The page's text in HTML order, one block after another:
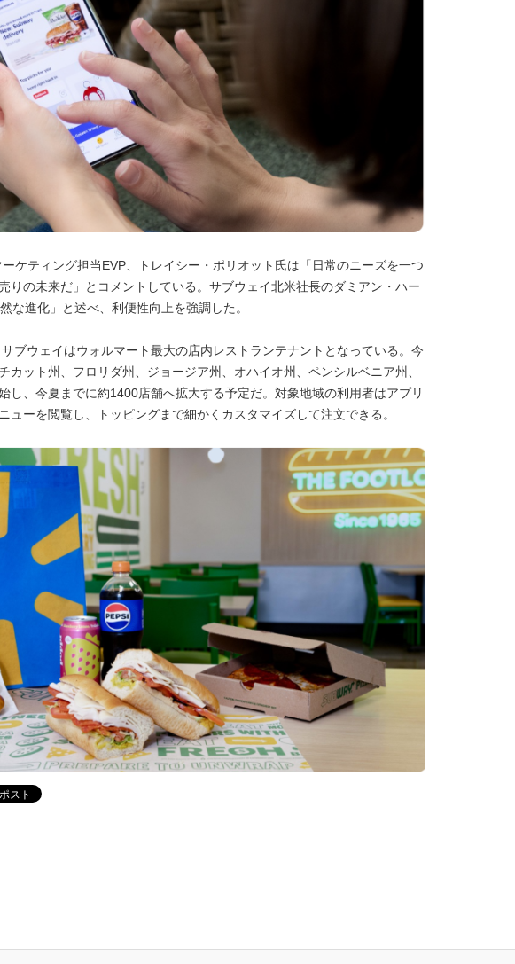
ケティング担当EVP、トレイシー・ポリオット氏は「日常のニーズを一つ
りの未来だ」とコメントしている。サブウェイ北米社長のダミアン・ハー
な進化」と述べ、利便性向上を強調した。
ブウェイはウォルマート最大の店内レストランテナントとなっている。今
カット州、フロリダ州、ジョージア州、オハイオ州、ペンシルベニア州、
し、今夏までに約1400店舗へ拡大する予定だ。対象地域の利用者はアプリ
ューを閲覧し、トッピングまで細かくカスタマイズして注文できる。